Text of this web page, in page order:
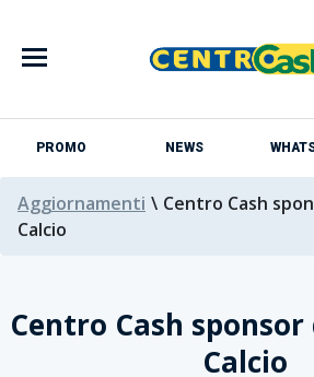
PROMO NEWS
Aggiornamenti \ Centro Cash
Calcio
Centro Cash sponsor
Calcio